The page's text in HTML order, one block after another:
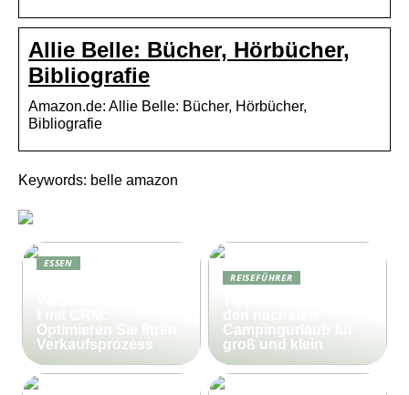
Allie Belle: Bücher, Hörbücher,
Bibliografie
Amazon.de: Allie Belle: Bücher, Hörbücher,
Bibliografie
Keywords: belle amazon
ESSEN
Optimieren Sie Ihren
Verkaufsprozess
REISEFÜHRER
Campingurlaub für
groß und klein